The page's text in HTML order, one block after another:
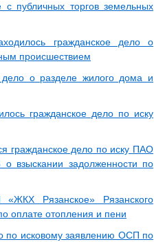
публичных торгов земельных
гражданское дело о
происшествием
дело о разделе жилого дома и
гражданское дело по иску
гражданское дело по иску ПАО
взыскании задолженности по
Рязанское» Рязанского
оплате отопления и пени
по исковому заявлению ОСП по